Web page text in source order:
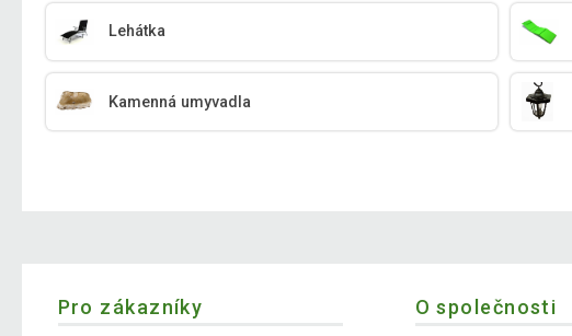
Lehátka
Kamenná umyvadla
Pro zákazníky O společnosti